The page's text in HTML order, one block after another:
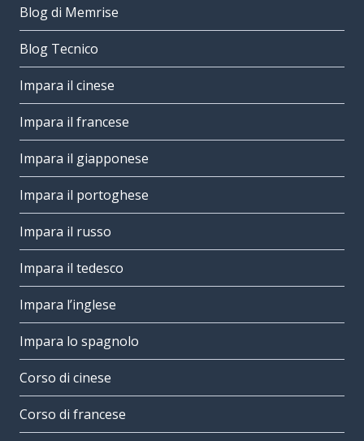
Blog di Memrise
Blog Tecnico
Impara il cinese
Impara il francese
Impara il giapponese
Impara il portoghese
Impara il russo
Impara il tedesco
Impara l’inglese
Impara lo spagnolo
Corso di cinese
Corso di francese